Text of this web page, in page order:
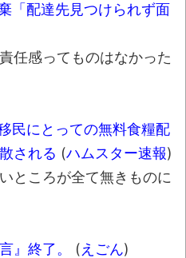
「配達先見つけられず面
任感ってものはなかった
民にとっての無料食糧配
される (ハムスター速報)
ところが全て無きものに
』終了。 (えごん)